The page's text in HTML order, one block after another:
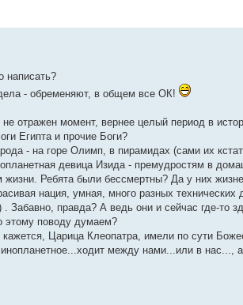
написать?
- обременяют, в общем все ОК!
отражен момент, вернее целый период в
Египта и прочие Боги?
- на горе Олимп, в пирамидах (сами их
девица Изида - премудростям в
Ребята были бессмертны? Да у них
нация, умная, много разных
Забавно, правда? А ведь они и сейчас где-то
этому поводу думаем?
Царица Клеопатра, имели по сути
между нами...или в нас...,